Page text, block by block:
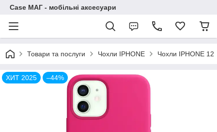
Case МАГ - мобільні аксесуари
Товари та послуги Чохли IPHONE Чохли IPHONE 12
ХИТ 2025 –44%